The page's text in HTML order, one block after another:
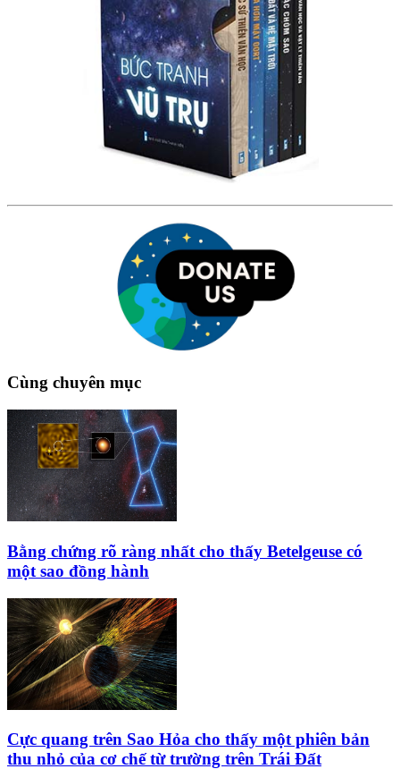
Cùng chuyên mục
Bằng chứng rõ ràng nhất cho thấy Betelgeuse có
một sao đồng hành
Cực quang trên Sao Hỏa cho thấy một phiên bản
thu nhỏ của cơ chế từ trường trên Trái Đất